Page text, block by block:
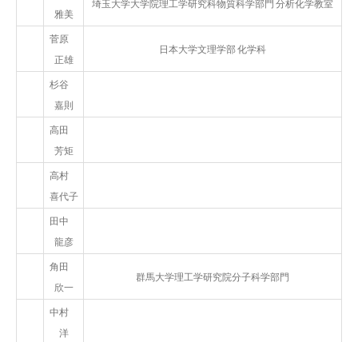
雅美
埼玉大学大学院理工学研究科物質科学部門 分析化学教室
菅原
正雄
日本大学文理学部 化学科
杉谷
嘉則
高田
芳矩
高村
喜代子
田中
龍彦
角田
欣一
群馬大学理工学研究院分子科学部門
中村
洋